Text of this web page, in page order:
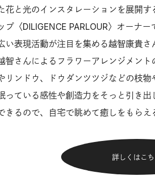
花と光のインスタレーションを展開
プ〈DILIGENCE PARLOUR〉オーナ
い表現活動が注目を集める越智康貴
智さんによるフラワーアレンジメン
リンドウ、ドウダンツツジなどの枝
っている感性や創造力をそっと引き
きるので、自宅で眺めて癒しをもらえ
詳しくはこ